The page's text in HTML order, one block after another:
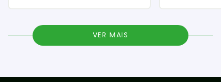
VER MAIS